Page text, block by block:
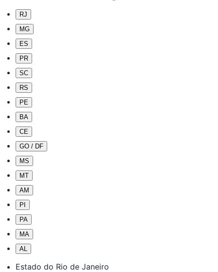
RJ
MG
ES
PR
SC
RS
PE
BA
CE
GO / DF
MS
MT
AM
PI
PA
MA
AL
Estado do Rio de Janeiro